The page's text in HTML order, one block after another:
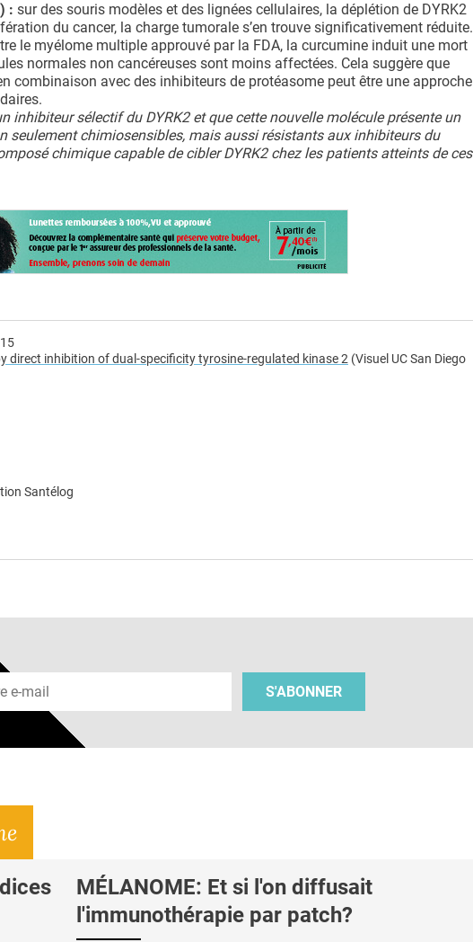
: sur des souris modèles et des lignées cellulaires, la déplétion de DYRK2
du cancer, la charge tumorale s’en trouve significativement réduite.
le myélome multiple approuvé par la FDA, la curcumine induit une mort
normales non cancéreuses sont moins affectées. Cela suggère que
combinaison avec des inhibiteurs de protéasome peut être une approche
inhibiteur sélectif du DYRK2 et que cette nouvelle molécule présente un
seulement chimiosensibles, mais aussi résistants aux inhibiteurs du
chimique capable de cibler DYRK2 chez les patients atteints de ces
direct inhibition of dual-specificity tyrosine-regulated kinase 2 (Visuel UC San Diego
Santélog
e-mail
S'ABONNER
MÉLANOME: Et si l'on diffusait
l'immunothérapie par patch?